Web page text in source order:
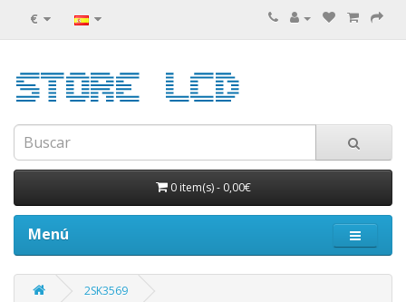
€
0 item(s)- 0,00€
Menú
2SK3569